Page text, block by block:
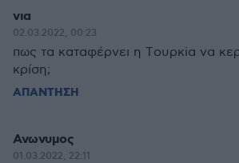
νια
02.03.2022, 00:23
πως τα καταφέρνει η Tουρκiα να
κρίση;
ΑΠΑΝΤΗΣΗ
Ανωνυμος
01.03.2022, 22:11